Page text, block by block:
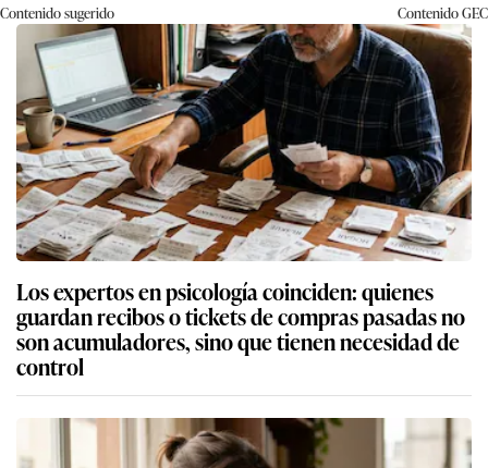
Contenido sugerido ContenidoGEC
Los expertos en psicología coinciden: quienes
guardan recibos o tickets de compras pasadas no
son acumuladores, sino que tienen necesidad de
control